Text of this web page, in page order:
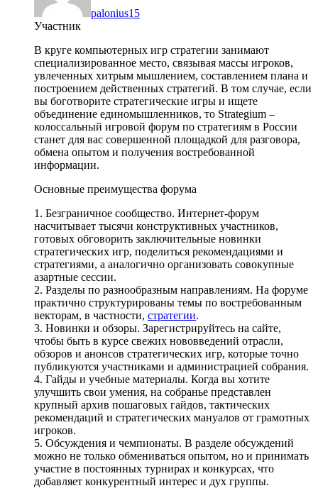
palonius15
Участник
В круге компьютерных игр стратегии занимают
специализированное место, связывая массы игроков,
увлеченных хитрым мышлением, составлением плана и
построением действенных стратегий. В том случае, если
вы боготворите стратегические игры и ищете
объединение единомышленников, то Strategium –
колоссальный игровой форум по стратегиям в России
станет для вас совершенной площадкой для разговора,
обмена опытом и получения востребованной
информации.
Основные преимущества форума
1. Безграничное сообщество. Интернет-форум
насчитывает тысячи конструктивных участников,
готовых обговорить заключительные новинки
стратегических игр, поделиться рекомендациями и
стратегиями, а аналогично организовать совокупные
азартные сессии.
2. Разделы по разнообразным направлениям. На форуме
практично структурированы темы по востребованным
векторам, в частности, стратегии.
3. Новинки и обзоры. Зарегистрируйтесь на сайте,
чтобы быть в курсе свежих нововведений отрасли,
обзоров и анонсов стратегических игр, которые точно
публикуются участниками и администрацией собрания.
4. Гайды и учебные материалы. Когда вы хотите
улучшить свои умения, на собранье представлен
крупный архив пошаговых гайдов, тактических
рекомендаций и стратегических мануалов от грамотных
игроков.
5. Обсуждения и чемпионаты. В разделе обсуждений
можно не только обмениваться опытом, но и принимать
участие в постоянных турнирах и конкурсах, что
добавляет конкурентный интерес и дух группы.